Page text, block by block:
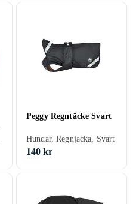
Peggy Regntäcke Svart
Hundar, Regnjacka, Svart
140 kr